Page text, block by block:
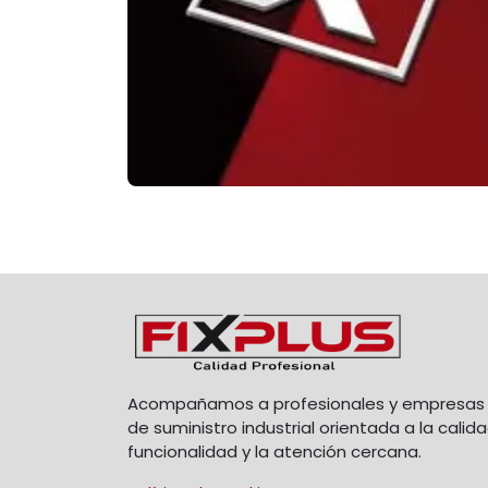
Acompañamos a profesionales y
de suministro industrial orientada a la
funcionalidad y la atención cercana.